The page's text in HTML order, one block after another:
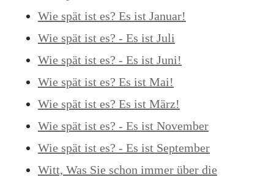
Wie spät ist es? Es ist Januar!
Wie spät ist es? - Es ist Juli
Wie spät ist es? - Es ist Juni!
Wie spät ist es? Es ist Mai!
Wie spät ist es? Es ist März!
Wie spät ist es? - Es ist November
Wie spät ist es? - Es ist September
Witt, Was Sie schon immer über die